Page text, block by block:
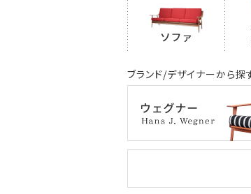
ブランド/デザイナーから探